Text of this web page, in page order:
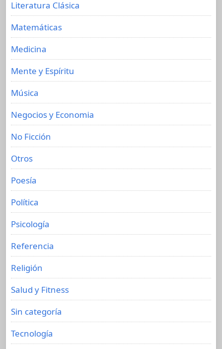
Literatura Clásica
Matemáticas
Medicina
Mente y Espíritu
Música
Negocios y Economia
No Ficción
Otros
Poesía
Política
Psicología
Referencia
Religión
Salud y Fitness
Sin categoría
Tecnología